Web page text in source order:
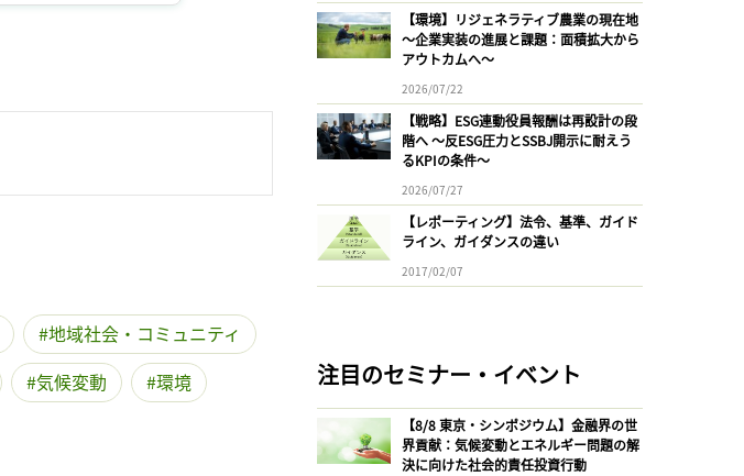
地域社会・コミュニティ
気候変動 環境
【環境】リジェネラティブ農業の現在地
〜企業実装の進展と課題：面積拡大から
アウトカムへ〜
2026/07/22
【戦略】ESG連動役員報酬は再設計の段
階へ 〜反ESG圧力とSSBJ開示に耐えう
るKPIの条件〜
2026/07/27
【レポーティング】法令、基準、ガイド
ライン、ガイダンスの違い
2017/02/07
注目のセミナー・イベント
【8/8 東京・シンポジウム】金融界の世
界貢献：気候変動とエネルギー問題の解
決に向けた社会的責任投資行動